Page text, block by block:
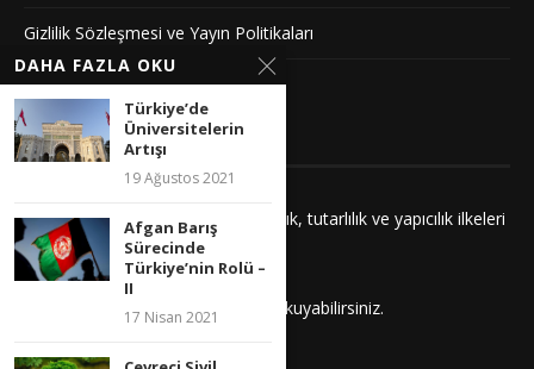
Gizlilik Sözleşmesi ve Yayın Politikaları
Künye
YAYIN İLKELERIMIZ
Yayınlarımız adalet, saygı, kuşatıcılık, tutarlılık ve yapıcılık ilkeleri
çerçevesinde hazırlanır.
buradan daha detaylı okuyabilirsiniz.
DAHA FAZLA OKU
Türkiye’de
Üniversitelerin
Artışı
19 Ağustos 2021
Afgan Barış
Sürecinde
Türkiye’nin Rolü –
II
17 Nisan 2021